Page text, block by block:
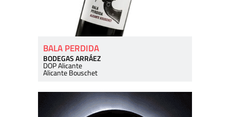
BALA PERDIDA
BODEGAS ARRÁEZ
DOP Alicante
Alicante Bouschet